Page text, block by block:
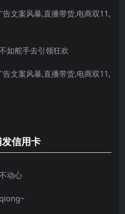
如舵手去引领狂欢
信用卡
动心